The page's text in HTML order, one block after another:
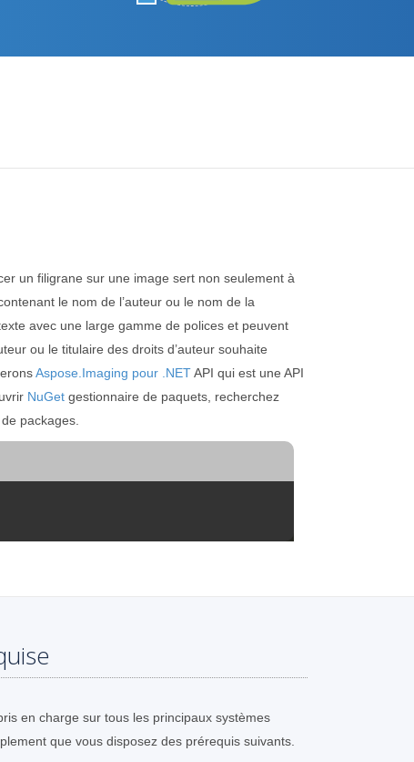
un filigrane sur une image sert non seulement à
le nom de l’auteur ou le nom de la
avec une large gamme de polices et peuvent
ou le titulaire des droits d’auteur souhaite
Aspose.Imaging pour .NETAPI qui est une API
NuGet gestionnaire de paquets, recherchez
packages.
en charge sur tous les principaux systèmes
que vous disposez des prérequis suivants.